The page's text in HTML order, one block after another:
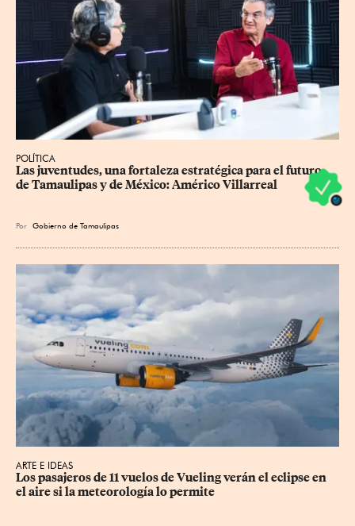
POLÍTICA
Las juventudes, una fortaleza estratégica para el futuro
de Tamaulipas y de México: Américo Villarreal
Por Gobierno de Tamaulipas
ARTE E IDEAS
Los pasajeros de 11 vuelos de Vueling verán el eclipse en
el aire si la meteorología lo permite